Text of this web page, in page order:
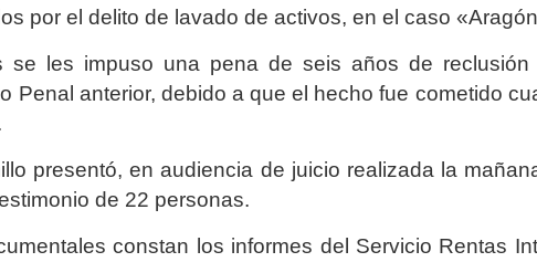
por el delito de lavado de activos, en el caso
se les impuso una pena de seis años de
Penal anterior, debido a que el hecho fue cometido
presentó, en audiencia de juicio realizada la
de 22 personas.
constan los informes del Servicio Rentas